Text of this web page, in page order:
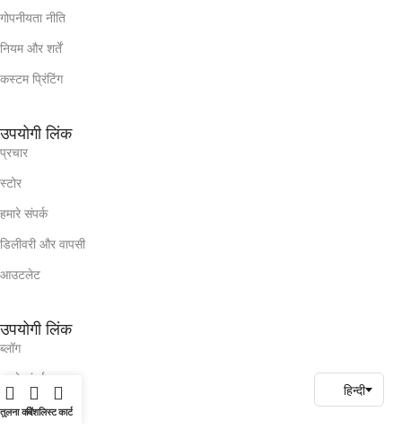
गोपनीयता नीति
नियम और शर्तें
कस्टम प्रिंटिंग
उपयोगी लिंक
प्रचार
स्टोर
हमारे संपर्क
डिलीवरी और वापसी
आउटलेट
उपयोगी लिंक
ब्लॉग
हमारे संपर्क
प्रचार
तुलना करेंविशलिस्टकार्ट